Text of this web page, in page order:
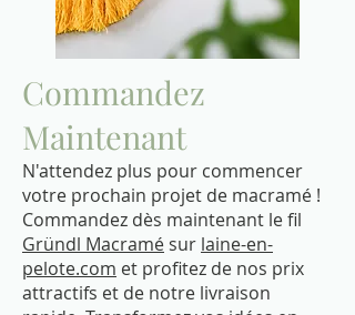
Commandez
Maintenant
N'attendez plus pour commencer
votre prochain projet de macramé !
Commandez dès maintenant le fil
Gründl Macramé sur laine-en-
pelote.com et profitez de nos prix
attractifs et de notre livraison